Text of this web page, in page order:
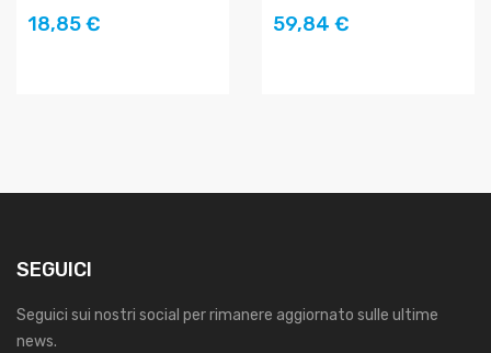
18,85 €AGGIUNGI AL 59,84 €AGGIUNGI AL
SEGUICI
Seguici sui nostri social per rimanere aggiornato sulle ultime
news.